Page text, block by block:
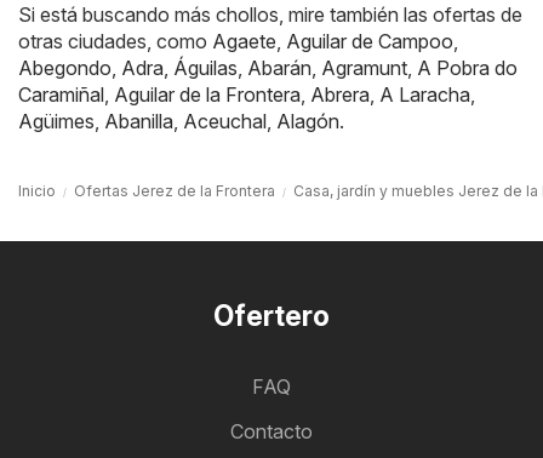
Si está buscando más chollos, mire también las ofertas de
otras ciudades, como Agaete Aguilar de Campoo
Abegondo Adra Águilas Abarán Agramunt A Pobra do
Caramiñal Aguilar de la Frontera Abrera A Laracha
Agüimes Abanilla Aceuchal Alagón.
Inicio Ofertas Jerez de la Frontera Casa, jardín y muebles Jerez de la
Ofertero
FAQ
Contacto